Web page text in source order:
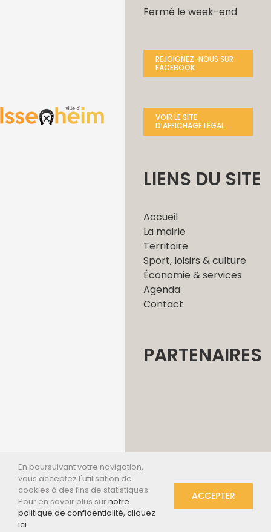
Fermé le week-end
REJOIGNEZ-NOUS SUR
FACEBOOK
VOIR LE SITE
D’AFFICHAGE LÉGAL
LIENS DU SITE
Accueil
La mairie
Territoire
Sport, loisirs & culture
Économie & services
Agenda
Contact
PARTENAIRES
- CréationIZIASYS
Communication -Mentions
légales-Politique de
En poursuivant votre navigation,
vous acceptez l'utilisation de
cookies à des fins de statistiques.
Pour en savoir plus surnotre
politique de confidentialité, cliquez
ici.
ACCEPTER